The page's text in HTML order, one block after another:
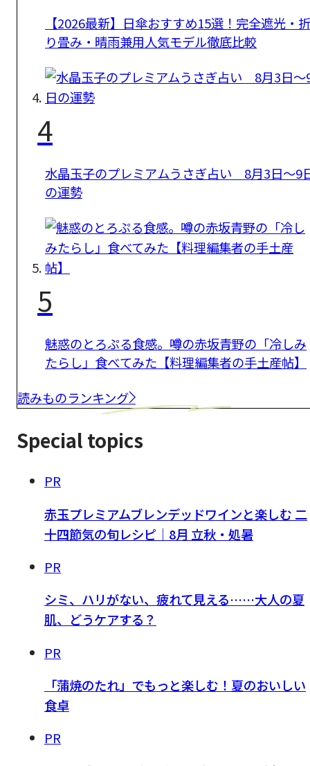
【2026最新】日傘おすすめ15選！完全遮光・折
り畳み・晴雨兼用人気モデル徹底比較
4
水晶玉子のプレミアムうさぎ占い 8月3日～9
の運勢
5
魅惑のとろぷる食感。噂の赤坂青野の「冷しみ
たらし」食べてみた【料理編集者の手土産帖】
読みものランキング
Special topics
PR
赤玉プレミアムブレンデッドワインと楽しむ 二
十四節気の旬レシピ｜8月 立秋・処暑
PR
シミ、ハリがない、疲れて見える……大人の夏
肌、どうケアする？
PR
「蒲焼のたれ」でもっと楽しむ！夏のおいしい
食卓
PR